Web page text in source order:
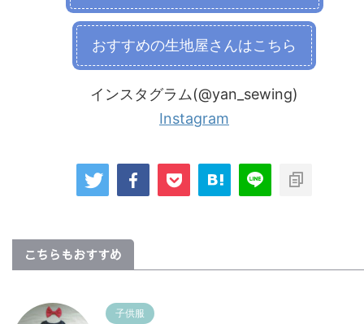
おすすめの生地屋さんはこちら
インスタグラム(@yan_sewing)
Instagram
こちらもおすすめ
子供服